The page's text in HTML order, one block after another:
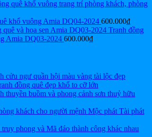
khổ vuông Amia DQ04-2024 600.000₫
Tranh đồng
Amia DQ03-2024 600.000₫
cửu ngư quần hội màu vàng tài lộc đẹp
đồng quê đẹp khổ to cỡ lớn
thuyền buồm và phong cảnh sơn thuỷ hữu
khách cho người mệnh Mộc phát Tài phát
phong và Mã đáo thành công khác nhau